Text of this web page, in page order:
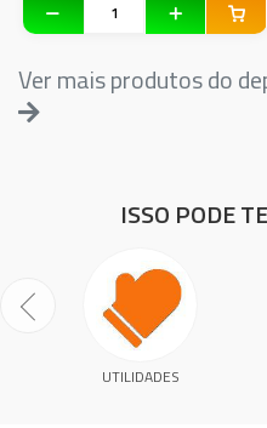
Ver mais produtos do
ISSO PODE
UTILIDADES